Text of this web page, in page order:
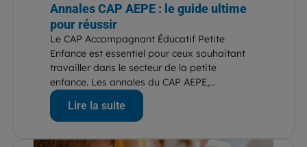
Annales CAP AEPE : le guide ultime
pour réussir
Le CAP Accompagnant Éducatif Petite
Enfance est essentiel pour ceux souhaitant
travailler dans le secteur de la petite
enfance. Les annales du CAP AEPE,...
Lire la suite